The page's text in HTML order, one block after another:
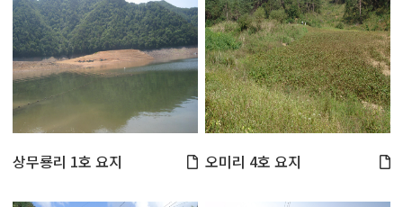
상무룡리 1호 요지 오미리 4호 요지